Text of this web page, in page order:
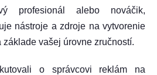
profesionál alebo nováčik,
nástroje a zdroje na vytvorenie
vašej úrovne zručností.
o správcovi reklám na